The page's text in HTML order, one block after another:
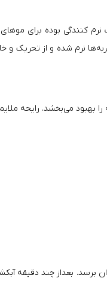
نرم کنندگی بوده برای
نرم شده و از تحریک و
می‌بخشد. رایحه
بعداز چند دقیقه